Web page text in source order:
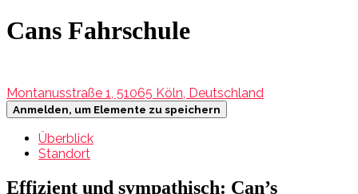
Cans Fahrschule
Montanusstraße 1, 51065 Köln, Deutschland
Anmelden, um Elemente zu speichern
Überblick
Standort
Effizient und sympathisch: Can’s